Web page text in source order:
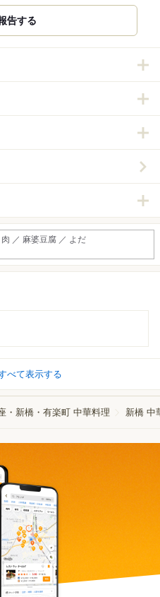
告する
／ 麻婆豆腐 ／ よだ
べて表示する
・新橋・有楽町 中華料理 新橋 中